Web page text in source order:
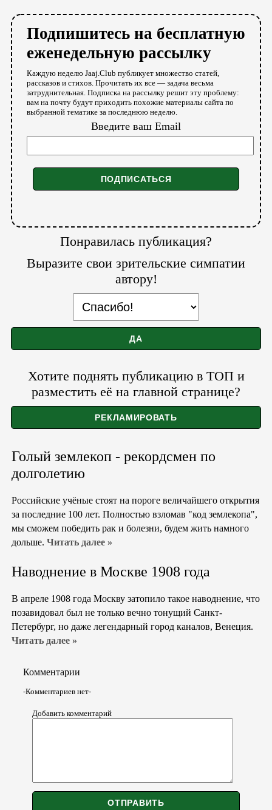
Подпишитесь на бесплатную
еженедельную рассылку
Каждую неделю Jaaj.Club публикует множество статей,
рассказов и стихов. Прочитать их все — задача весьма
затруднительная. Подписка на рассылку решит эту проблему:
вам на почту будут приходить похожие материалы сайта по
выбранной тематике за последнюю неделю.
Введите ваш Email
Понравилась публикация?
Выразите свои зрительские симпатии
автору!
Хотите поднять публикацию в ТОП и
разместить её на главной странице?
Голый землекоп - рекордсмен по
долголетию
Российские учёные стоят на пороге величайшего открытия
за последние 100 лет. Полностью взломав "код землекопа",
мы сможем победить рак и болезни, будем жить намного
дольше. Читать далее »
Наводнение в Москве 1908 года
В апреле 1908 года Москву затопило такое наводнение, что
позавидовал был не только вечно тонущий Санкт-
Петербург, но даже легендарный город каналов, Венеция.
Читать далее »
Комментарии
-Комментариев нет-
Добавить комментарий